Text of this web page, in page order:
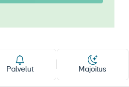
Palvelut Majoitus